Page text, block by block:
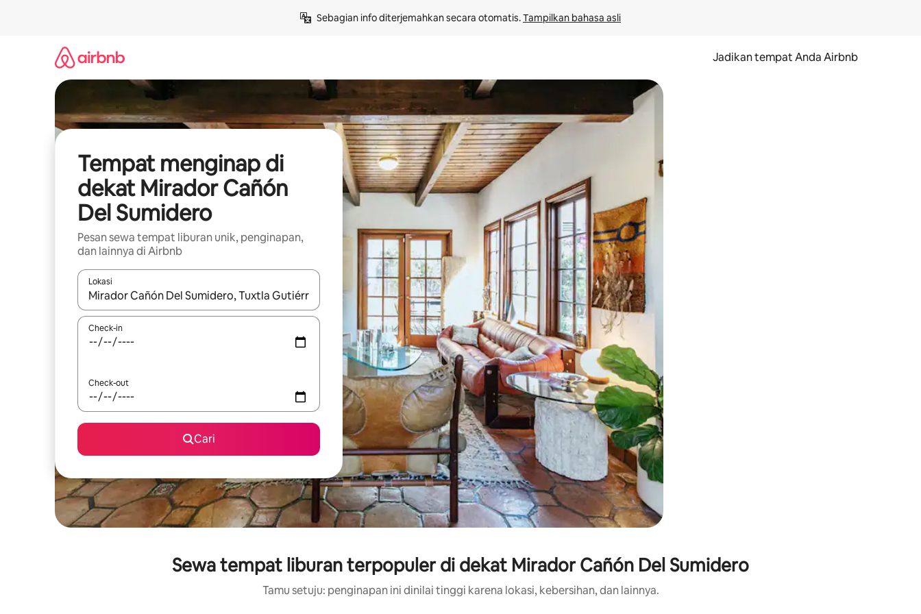
Sebagian info diterjemahkan secara otomatis. Tampilkan bahasa asli
Jadikan tempat Anda Airbnb
Tempat menginap di
dekat Mirador Cañón
Del Sumidero
Pesan sewa tempat liburan unik, penginapan,
dan lainnya di Airbnb
Lokasi
Jika hasil yang dicari tersedia, telusuri dengan tombol panah ke atas dan ke bawah atau jelajahi dengan sentuhan atau gerakan menggeser.
Check-in
Check-out
Cari
Sewa tempat liburan terpopuler di dekat Mirador Cañón Del Sumidero
Tamu setuju: penginapan ini dinilai tinggi karena lokasi, kebersihan, dan lainnya.